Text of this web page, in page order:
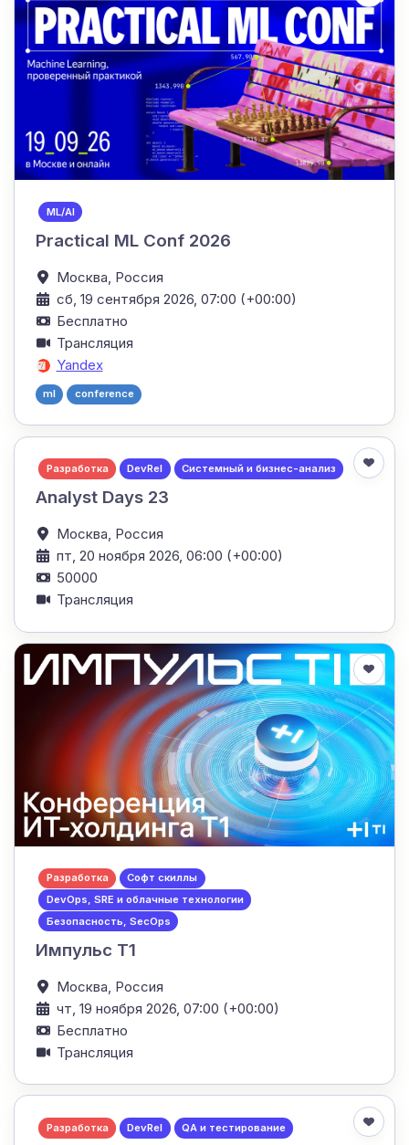
ML/AI
Practical ML Conf 2026
Москва, Россия
сб, 19 сентября 2026, 07:00 (+00:00)
Бесплатно
Трансляция
Yandex
ml conference
Разработка DevRel Системный и бизнес-анализ
Analyst Days 23
Москва, Россия
пт, 20 ноября 2026, 06:00 (+00:00)
50000
Трансляция
Разработка
Софт скиллы
DevOps, SRE и облачные технологии
Безопасность, SecOps
Импульс Т1
Москва, Россия
чт, 19 ноября 2026, 07:00 (+00:00)
Бесплатно
Трансляция
Разработка DevRel QA и тестирование